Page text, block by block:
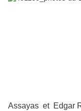
Assayas et Edgar